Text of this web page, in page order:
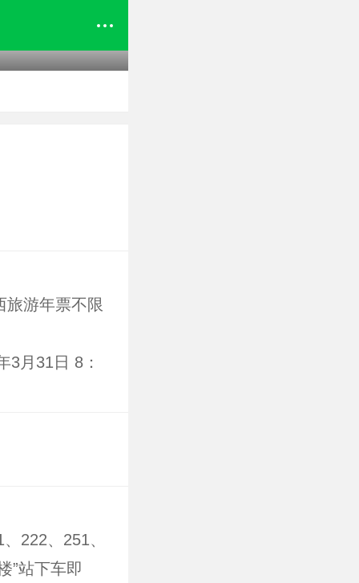
游年票不限
月31日 8：
222、251、
”站下车即